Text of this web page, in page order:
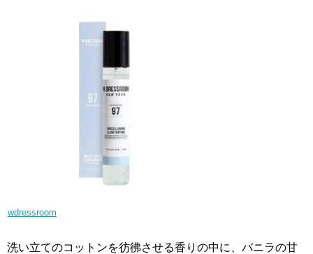
wdressroom
洗い立てのコットンを彷彿させる香りの中に、バニラの甘